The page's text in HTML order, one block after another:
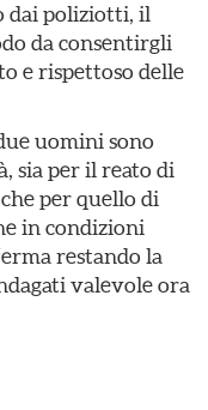
dai poliziotti, il
da consentirgli
e rispettoso delle
uomini sono
sia per il reato di
per quello di
in condizioni
restando la
valevole ora